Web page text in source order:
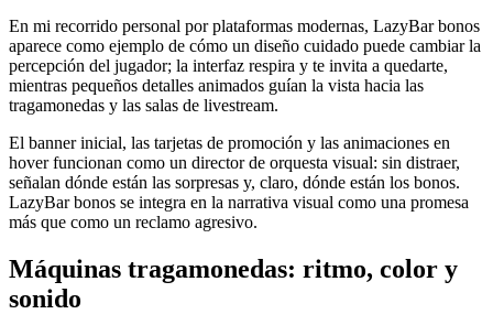
En mi recorrido personal por plataformas modernas, LazyBar bonos
aparece como ejemplo de cómo un diseño cuidado puede cambiar la
percepción del jugador; la interfaz respira y te invita a quedarte,
mientras pequeños detalles animados guían la vista hacia las
tragamonedas y las salas de livestream.
El banner inicial, las tarjetas de promoción y las animaciones en
hover funcionan como un director de orquesta visual: sin distraer,
señalan dónde están las sorpresas y, claro, dónde están los bonos.
LazyBar bonos se integra en la narrativa visual como una promesa
más que como un reclamo agresivo.
Máquinas tragamonedas: ritmo, color y
sonido